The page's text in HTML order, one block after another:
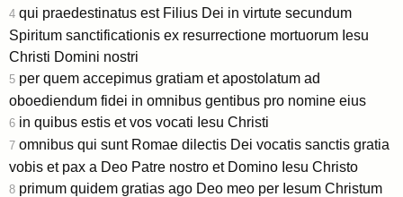
4 qui praedestinatus est Filius Dei in virtute secundum
Spiritum sanctificationis ex resurrectione mortuorum Iesu
Christi Domini nostri
5 per quem accepimus gratiam et apostolatum ad
oboediendum fidei in omnibus gentibus pro nomine eius
6 in quibus estis et vos vocati Iesu Christi
7 omnibus qui sunt Romae dilectis Dei vocatis sanctis gratia
vobis et pax a Deo Patre nostro et Domino Iesu Christo
8 primum quidem gratias ago Deo meo per Iesum Christum